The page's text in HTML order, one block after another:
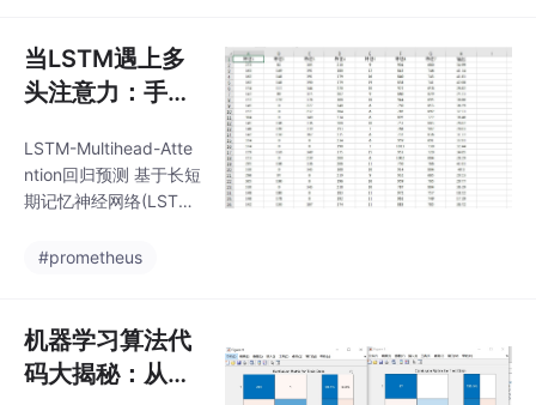
动能量回馈控制策略，
驱动控制策略，辅机控
等，代码质量极高，方
便学习和替换数据。在
机器学习的广袤世界
个热门话题。今天咱们
就来聊聊基于随机配置
网络 SCN 的 Adaboost
- Adaboost，而且是多
当LSTM遇上多
头注意力：手把
序预测
LSTM-Multihead-Atte
ntion回归预测 基于长短
期记忆神经网络(LSTM)
ultihead-Attention)多
Multihead-Attention回
归预测 基于长短期记忆
神经网络(LSTM)结合多
#prometheus
机器学习算法代
码大揭秘：从群